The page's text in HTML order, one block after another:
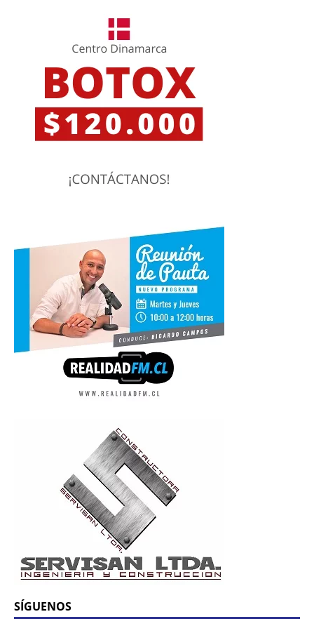
SÍGUENOS